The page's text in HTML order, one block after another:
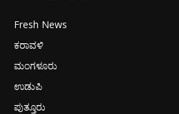
Fresh News
ಕರಾವಳಿ
ಮಂಗಳೂರು
ಉಡುಪಿ
ಪುತ್ತೂರು